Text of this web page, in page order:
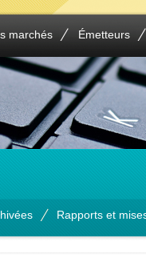
marchés Émetteurs
Rapports et